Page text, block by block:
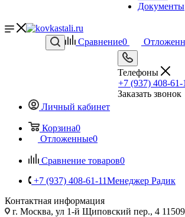
Документы
Сравнение0
Телефоны
+7 (937) 408-61-
Заказать звонок
Личный кабинет
Корзина0
Отложенные0
Сравнение товаров0
+7 (937) 408-61-11Менеджер Радик
Контактная информация
г. Москва, ул 1-й Щиповский пер., 4